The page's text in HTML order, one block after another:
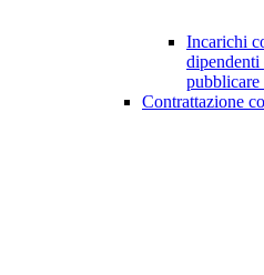
Incarichi
Contrattazione